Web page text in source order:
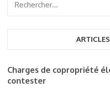
Rechercher :
Charges de copropriété
contester